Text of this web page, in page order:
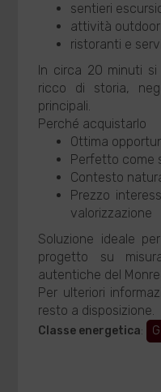
sentieri
attività
ristoranti e
In circa 20 minuti si
ricco di storia,
principali.
Perché acquistarlo
Ottima
Perfetto come
Contesto
Prezzo
valorizzazione
Soluzione ideale
progetto su
autentiche del
Per ulteriori
resto a disposizione.
Classe energetica: G